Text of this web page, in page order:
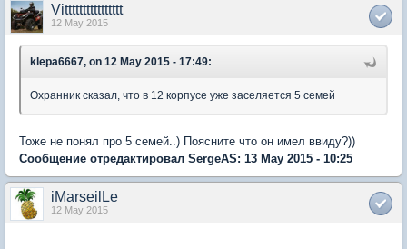
Vitttttttttttttttt
12 May 2015
klepa6667, on 12 May 2015 - 17:49:
Охранник сказал, что в 12 корпусе уже заселяется 5 семей
Тоже не понял про 5 семей..) Поясните что он имел ввиду?))
Сообщение отредактировал SergeAS: 13 May 2015 - 10:25
iMarseilLe
12 May 2015